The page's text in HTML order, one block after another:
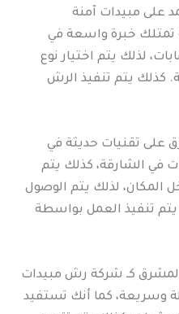
على مبيدات آمنة
تمتلك خبرة واسعة في
لذلك يتم اختيار نوع
كذلك يتم تنفيذ الرش
على تقنيات حديثة في
في الشارقة، كذلك يتم
المكان، لذلك يتم الوصول
يتم تنفيذ العمل بواسطة
المشرق كـ شركة رش مبيدات
وسريعة، كما أنك تستفيد